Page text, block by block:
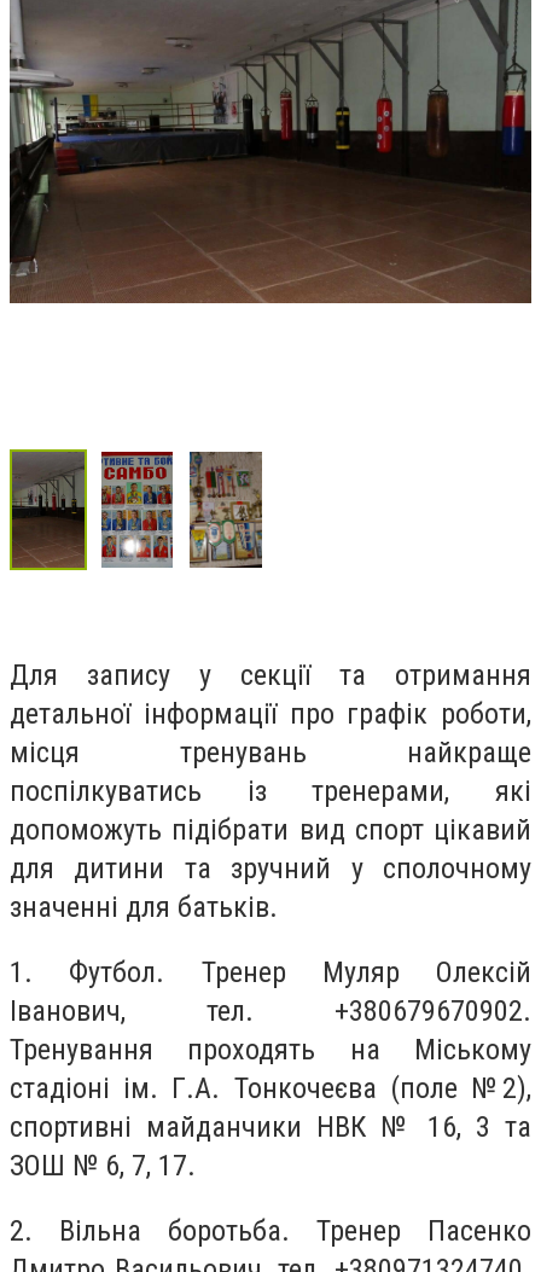
Для запису у секції та отримання
детальної інформації про графік роботи,
місця тренувань найкраще
поспілкуватись із тренерами, які
допоможуть підібрати вид спорт цікавий
для дитини та зручний у сполочному
значенні для батьків.
1. Футбол. Тренер Муляр Олексій
Іванович, тел. +380679670902.
Тренування проходять на Міському
стадіоні ім. Г.А. Тонкочеєва (поле №2),
спортивні майданчики НВК № 16, 3 та
ЗОШ № 6, 7, 17.
2. Вільна боротьба. Тренер Пасенко